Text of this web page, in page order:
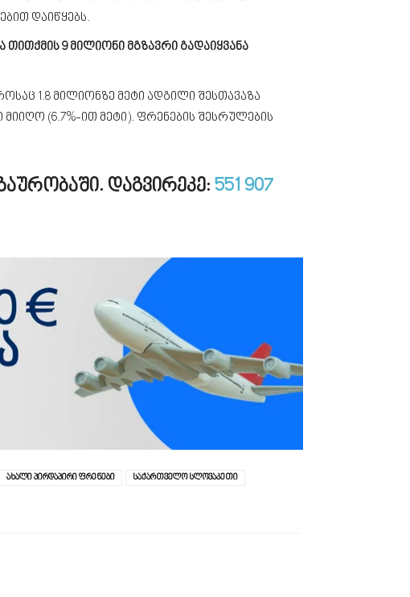
დაიწყებს.
თითქმის 9 მილიონი მგზავრი გადაიყვანა
1.8 მილიონზე მეტი ადგილი შესთავაზა
მიიღო (6.7%-ით მეტი). ფრენების შესრულების
დაგვირეკე: 551 907
ახალი პირდაპირი ფრენები
საქართველო სლოვაკეთი